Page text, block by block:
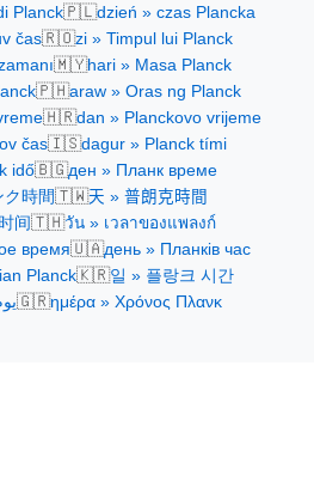
Planck🇵🇱dzień » czas Plancka
čas🇷🇴zi » Timpul lui Planck
🇲🇾hari » Masa Planck
🇵🇭araw » Oras ng Planck
🇭🇷dan » Planckovo vrijeme
čas🇮🇸dagur » Planck tími
idő🇧🇬ден » Планк време
時間🇹🇼天 » 普朗克時間
间🇹🇭วัน » เวลาของแพลงก์
время🇺🇦день » Планків час
Planck🇰🇷일 » 플랑크 시간
🇬🇷ημέρα » Χρόνος Πλανκ